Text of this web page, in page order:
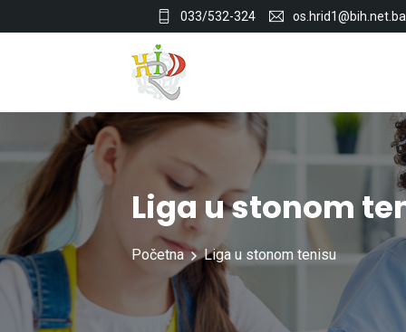
033/532-324 os.hrid1@bih.net.ba
Liga u stonom
Početna Liga u stonom tenisu